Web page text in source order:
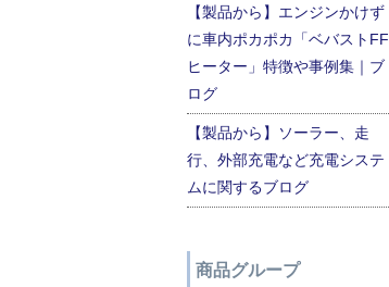
【製品から】エンジンかけず
に車内ポカポカ「ベバストFF
ヒーター」特徴や事例集｜ブ
ログ
【製品から】ソーラー、走
行、外部充電など充電システ
ムに関するブログ
商品グループ